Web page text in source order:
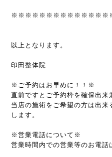
以上となります。
印田整体院
※ご予約はお早めに！！※
直前ですとご予約枠を確保出来
当店の施術をご希望の方は出
します。
※営業電話について※
営業時間内での営業等のお電話